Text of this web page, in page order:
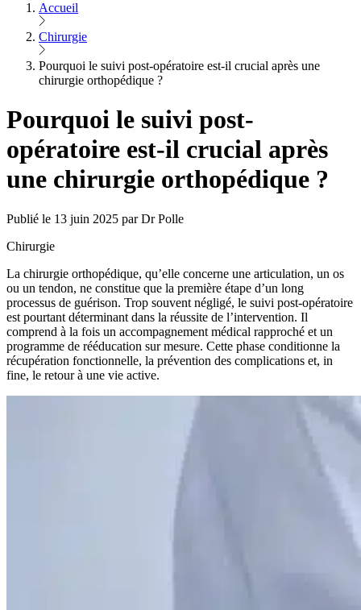
Accueil
Chirurgie
Pourquoi le suivi post-opératoire est-il crucial après une
chirurgie orthopédique ?
Pourquoi le suivi post-
opératoire est-il crucial après
une chirurgie orthopédique ?
Publié le 13 juin 2025 par Dr Polle
Chirurgie
La chirurgie orthopédique, qu’elle concerne une articulation, un os
ou un tendon, ne constitue que la première étape d’un long
processus de guérison. Trop souvent négligé, le suivi post-opératoire
est pourtant déterminant dans la réussite de l’intervention. Il
comprend à la fois un accompagnement médical rapproché et un
programme de rééducation sur mesure. Cette phase conditionne la
récupération fonctionnelle, la prévention des complications et, in
fine, le retour à une vie active.